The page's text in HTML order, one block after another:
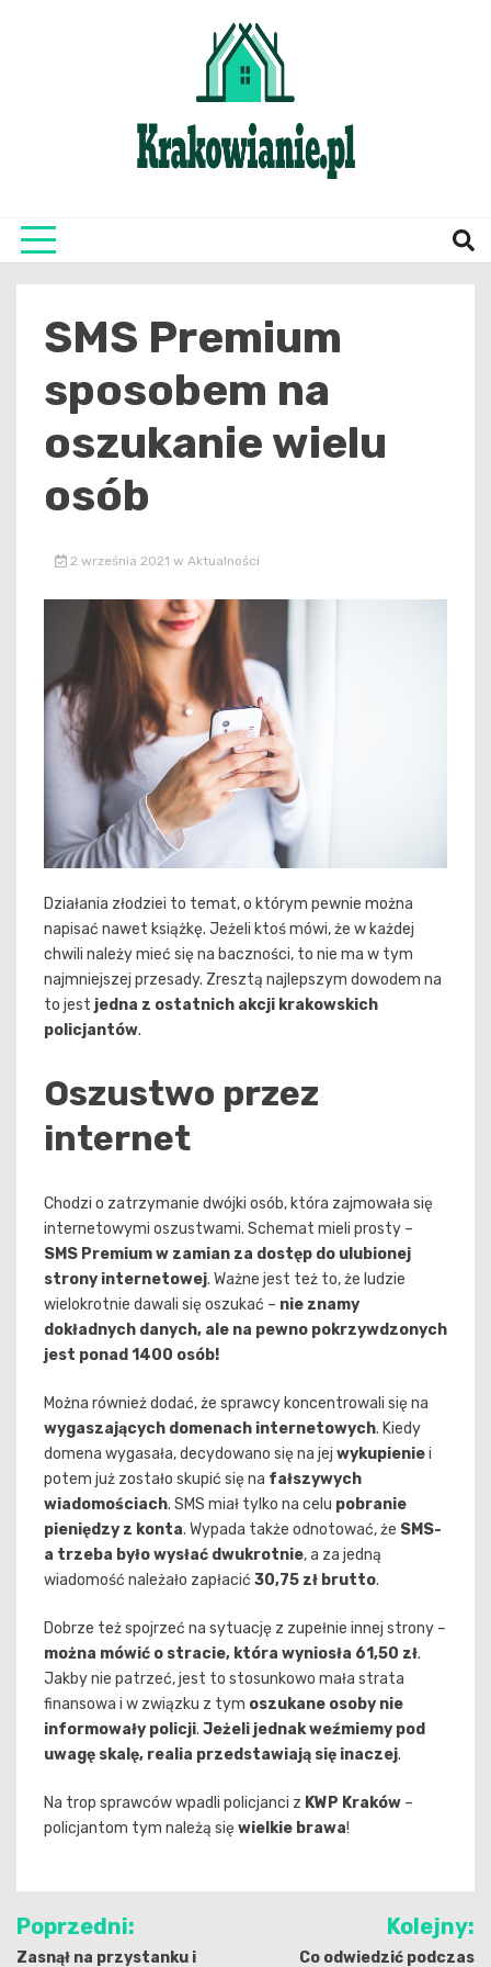
SMS Premium
sposobem na
oszukanie wielu
osób
2 września 2021 w Aktualności
Działania złodziei to temat, o którym pewnie można
napisać nawet książkę. Jeżeli ktoś mówi, że w każdej
chwili należy mieć się na baczności, to nie ma w tym
najmniejszej przesady. Zresztą najlepszym dowodem na
to jest jedna z ostatnich akcji krakowskich
policjantów.
Oszustwo przez
internet
Chodzi o zatrzymanie dwójki osób, która zajmowała się
internetowymi oszustwami. Schemat mieli prosty –
SMS Premium w zamian za dostęp do ulubionej
strony internetowej. Ważne jest też to, że ludzie
wielokrotnie dawali się oszukać – nie znamy
dokładnych danych, ale na pewno pokrzywdzonych
jest ponad 1400 osób!
Można również dodać, że sprawcy koncentrowali się na
wygaszających domenach internetowych. Kiedy
domena wygasała, decydowano się na jej wykupieniei
potem już zostało skupić się na fałszywych
wiadomościach. SMS miał tylko na celu pobranie
pieniędzy z konta. Wypada także odnotować, że SMS-
a trzeba było wysłać dwukrotnie, a za jedną
wiadomość należało zapłacić 30,75 zł brutto.
Dobrze też spojrzeć na sytuację z zupełnie innej strony –
można mówić o stracie, która wyniosła 61,50 zł.
Jakby nie patrzeć, jest to stosunkowo mała strata
finansowa i w związku z tym oszukane osoby nie
informowały policji. Jeżeli jednak weźmiemy pod
uwagę skalę, realia przedstawiają się inaczej.
Na trop sprawców wpadli policjanci z KWP Kraków –
policjantom tym należą sięwielkie brawa!
Nawigacja
wpisu
Poprzedni:
Zasnął na przystanku i
Kolejny:
Co odwiedzić podczas